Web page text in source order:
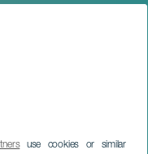
use cookies or similar